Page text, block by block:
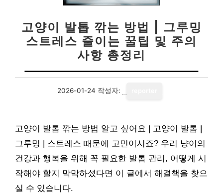
고양이 발톱 깎는 방법 | 그루밍
스트레스 줄이는 꿀팁 및 주의
사항 총정리
2026-01-24 작성자:
고양이 발톱 깎는 방법 알고 싶어요 | 고양이 발톱 |
그루밍 | 스트레스 때문에 고민이시죠? 우리 냥이의
건강과 행복을 위해 꼭 필요한 발톱 관리, 어떻게 시
작해야 할지 막막하셨다면 이 글에서 해결책을 찾으
실 수 있습니다.